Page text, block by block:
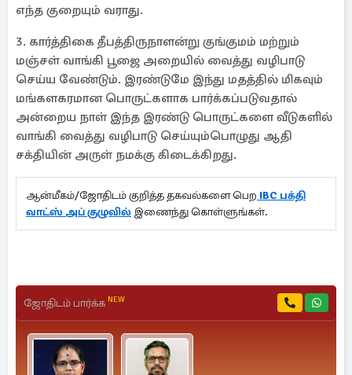
எந்த குறையும் வராது.
3. கார்த்திகை தீபத்திருநாளன்று குங்குமம் மற்றும்
மஞ்சள் வாங்கி பூஜை அறையில் வைத்து வழிபாடு
செய்ய வேண்டும். இரண்டுமே இந்து மதத்தில் மிகவும்
மங்களகரமான பொருட்களாக பார்க்கப்படுவதால்
அன்றைய நாள் இந்த இரண்டு பொருட்களை வீடுகளில்
வாங்கி வைத்து வழிபாடு செய்யும்பொழுது ஆதி
சக்தியின் அருள் நமக்கு கிடைக்கிறது.
ஆன்மீகம்/ஜோதிடம் குறித்த தகவல்களை பெற IBC பக்தி
வாட்ஸ் அப் குழுவில் இணைந்து கொள்ளுங்கள்.
ஜோதிடம் பார்க்க NEW